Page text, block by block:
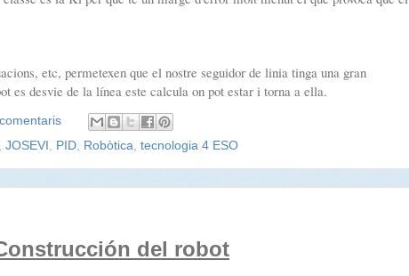
etc, permetexen que el nostre seguidor de linia tinga una gran
es desvie de la línea este calcula on pot estar i torna a ella.
JOSEVI PID Robòtica tecnologia 4 ESO
del robot